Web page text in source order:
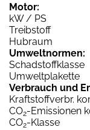
Motor:
kW / PS
Treibstoff
Hubraum
Umweltnormen:
Schadstoffklasse
Umweltplakette
Verbrauch und
Kraftstoffverbr.
CO2-Emissionen
CO2-Klasse